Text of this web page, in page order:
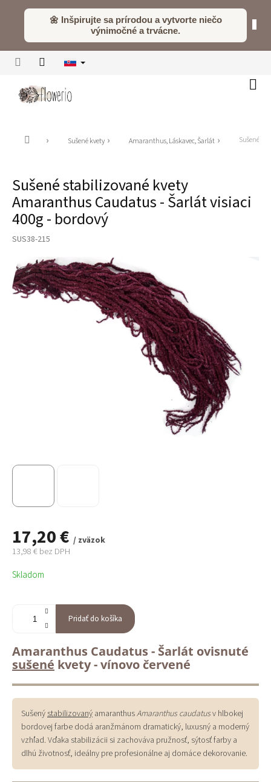
🌼 Inšpirujte sa prírodou a vytvorte niečo
výnimočné a trvácne.
Domov Sušené kvety Amaranthus, Láskavec, Šarlát Sušené
Sušené stabilizované kvety
Amaranthus Caudatus - Šarlát visiaci
400g - bordový
SUS38-215
17,20 € / zväzok
13,98 € bez DPH
Jednotková
cena:
Skladom
Pridať do košíka
Amaranthus Caudatus - Šarlát ovisnuté
sušené kvety - vínovo červené
Sušenýstabilizovaný amaranthusAmaranthus caudatusv hlbokej
bordovej farbe dodá aranžmánom dramatický, luxusný a moderný
vzhľad. Vďaka stabilizácii si zachováva pružnosť, sýtosť farby a
dlhú životnosť, ideálny pre profesionálne aj domáce dekorovanie.